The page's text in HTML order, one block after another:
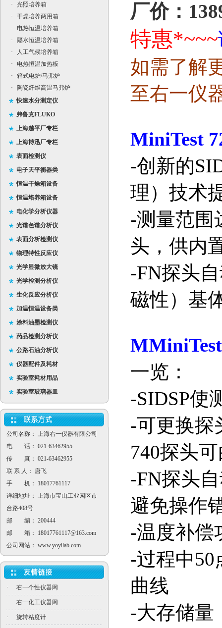
·
光照培养箱
·
干燥培养两用箱
·
电热恒温培养箱
·
隔水恒温培养箱
·
人工气候培养箱
·
电热恒温加热板
·
箱式电炉/马弗炉
·
陶瓷纤维高温马弗炉
快速水分测定仪
弗鲁克FLUKO
上海越平厂专栏
上海博迅厂专栏
表面检测仪
电子天平衡器类
恒温干燥箱设备
恒温培养箱设备
电化学分析仪器
光谱色谱分析仪
表面分析检测仪
物理特性反应仪
光学显微放大镜
光学检测分析仪
生化反应分析仪
加温恒温设备类
涂料油墨检测仪
药品检测分析仪
公路石油分析仪
仪器配件及耗材
实验室耗材用品
实验室玻璃器皿
公司名称： 上海右一仪器有限公司
电 话： 021-63462955
传 真： 021-63462955
联 系 人： 唐飞
手 机： 18017761117
详细地址： 上海市宝山工业园区市
台路408号
邮 编： 200444
邮 箱：
18017761117@163.com
公司网站： www.yoyilab.com
· 右一个性仪器网
· 右一化工仪器网
· 旋转粘度计
厂价：
特惠*~~~
如需了解
至右一仪
MiniTest
-创新的
理）技术
-测量范围
头，供内
-FN探头
磁性）基
一览：
-SIDSP使
-可更换探
740探头
-FN探头
避免操作
-温度补偿
-过程中50
曲线
-大存储量